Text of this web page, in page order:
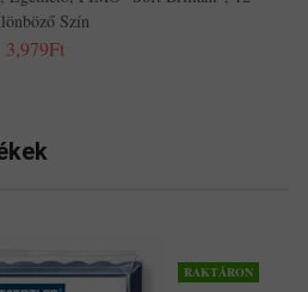
Szín
3,979Ft
RAKTÁRON